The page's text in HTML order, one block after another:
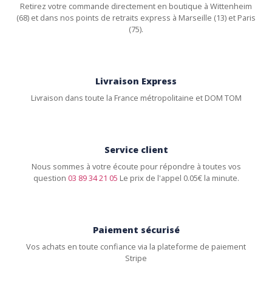
Retirez votre commande directement en boutique à Wittenheim
(68) et dans nos points de retraits express à Marseille (13) et Paris
(75).
Livraison Express
Livraison dans toute la France métropolitaine et DOM TOM
Service client
Nous sommes à votre écoute pour répondre à toutes vos
question 03 89 34 21 05 Le prix de l'appel 0.05€ la minute.
Paiement sécurisé
Vos achats en toute confiance via la plateforme de paiement
Stripe